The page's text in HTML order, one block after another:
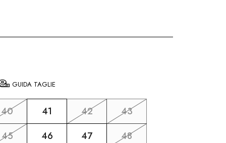
GUIDA TAGLIE
40 41 42
43
45 46 47 48